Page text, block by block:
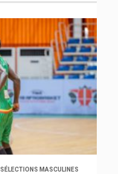
SÉLECTIONS MASCULINES